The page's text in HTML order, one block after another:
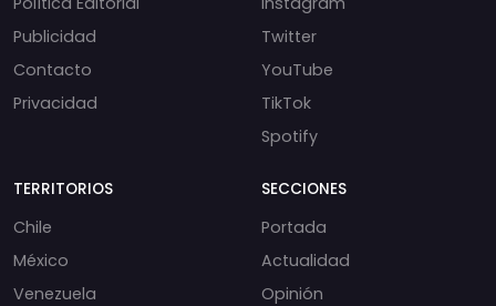
Publicidad
Contacto
Privacidad
Twitter
YouTube
TikTok
Spotify
TERRITORIOS
Chile
México
Venezuela
SECCIONES
Portada
Actualidad
Opinión